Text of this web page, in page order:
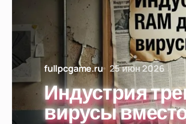
fullpcgame.ru 25 июн 2026
Индустрия
вирусы